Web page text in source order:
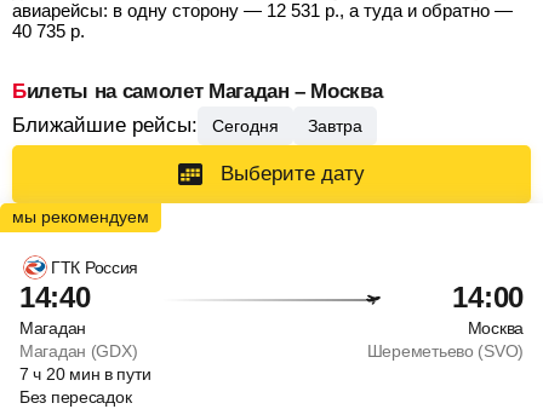
авиарейсы: в одну сторону — 12 531 р., а туда и обратно —
40 735 р.
Билеты на самолет Магадан – Москва
Ближайшие рейсы:
Сегодня Завтра
Выберите дату
ГТК Россия
14:40 14:00
Магадан
Москва
Магадан (GDX)
Шереметьево (SVO)
7ч 20 мин в пути
Без пересадок